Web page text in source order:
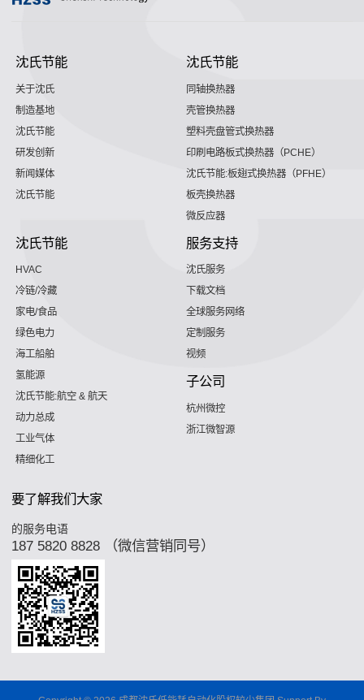
沈氏节能
关于沈氏
制造基地
沈氏节能
研发创新
新闻媒体
沈氏节能
沈氏节能
同轴换热器
壳管换热器
塑料壳盘管式换热器
印刷电路板式换热器（PCHE）
沈氏节能:板翅式换热器（PFHE）
板壳换热器
微反应器
沈氏节能
HVAC
冷链/冷藏
家电/食品
绿色电力
海工船舶
氢能源
沈氏节能:航空 & 航天
动力总成
工业气体
精细化工
服务支持
沈氏服务
下载文档
全球服务网络
定制服务
视频
子公司
杭州微控
浙江微智源
要了解我们大家
的服务电语
187 5820 8828 （微信营销同号）